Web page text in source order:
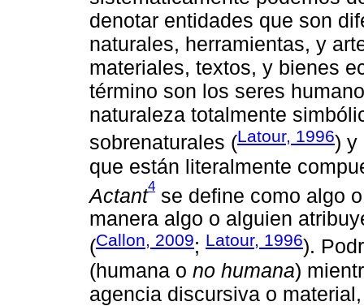
denotar entidades que son
naturales, herramientas, y
materiales, textos, y bienes
término son los seres
naturaleza totalmente
sobrenaturales (Latour, 1996) y
que están literalmente
Actant4 se define como algo
manera algo o alguien
(Callon, 2009; Latour, 1996).
(humana o no humana)
agencia discursiva o